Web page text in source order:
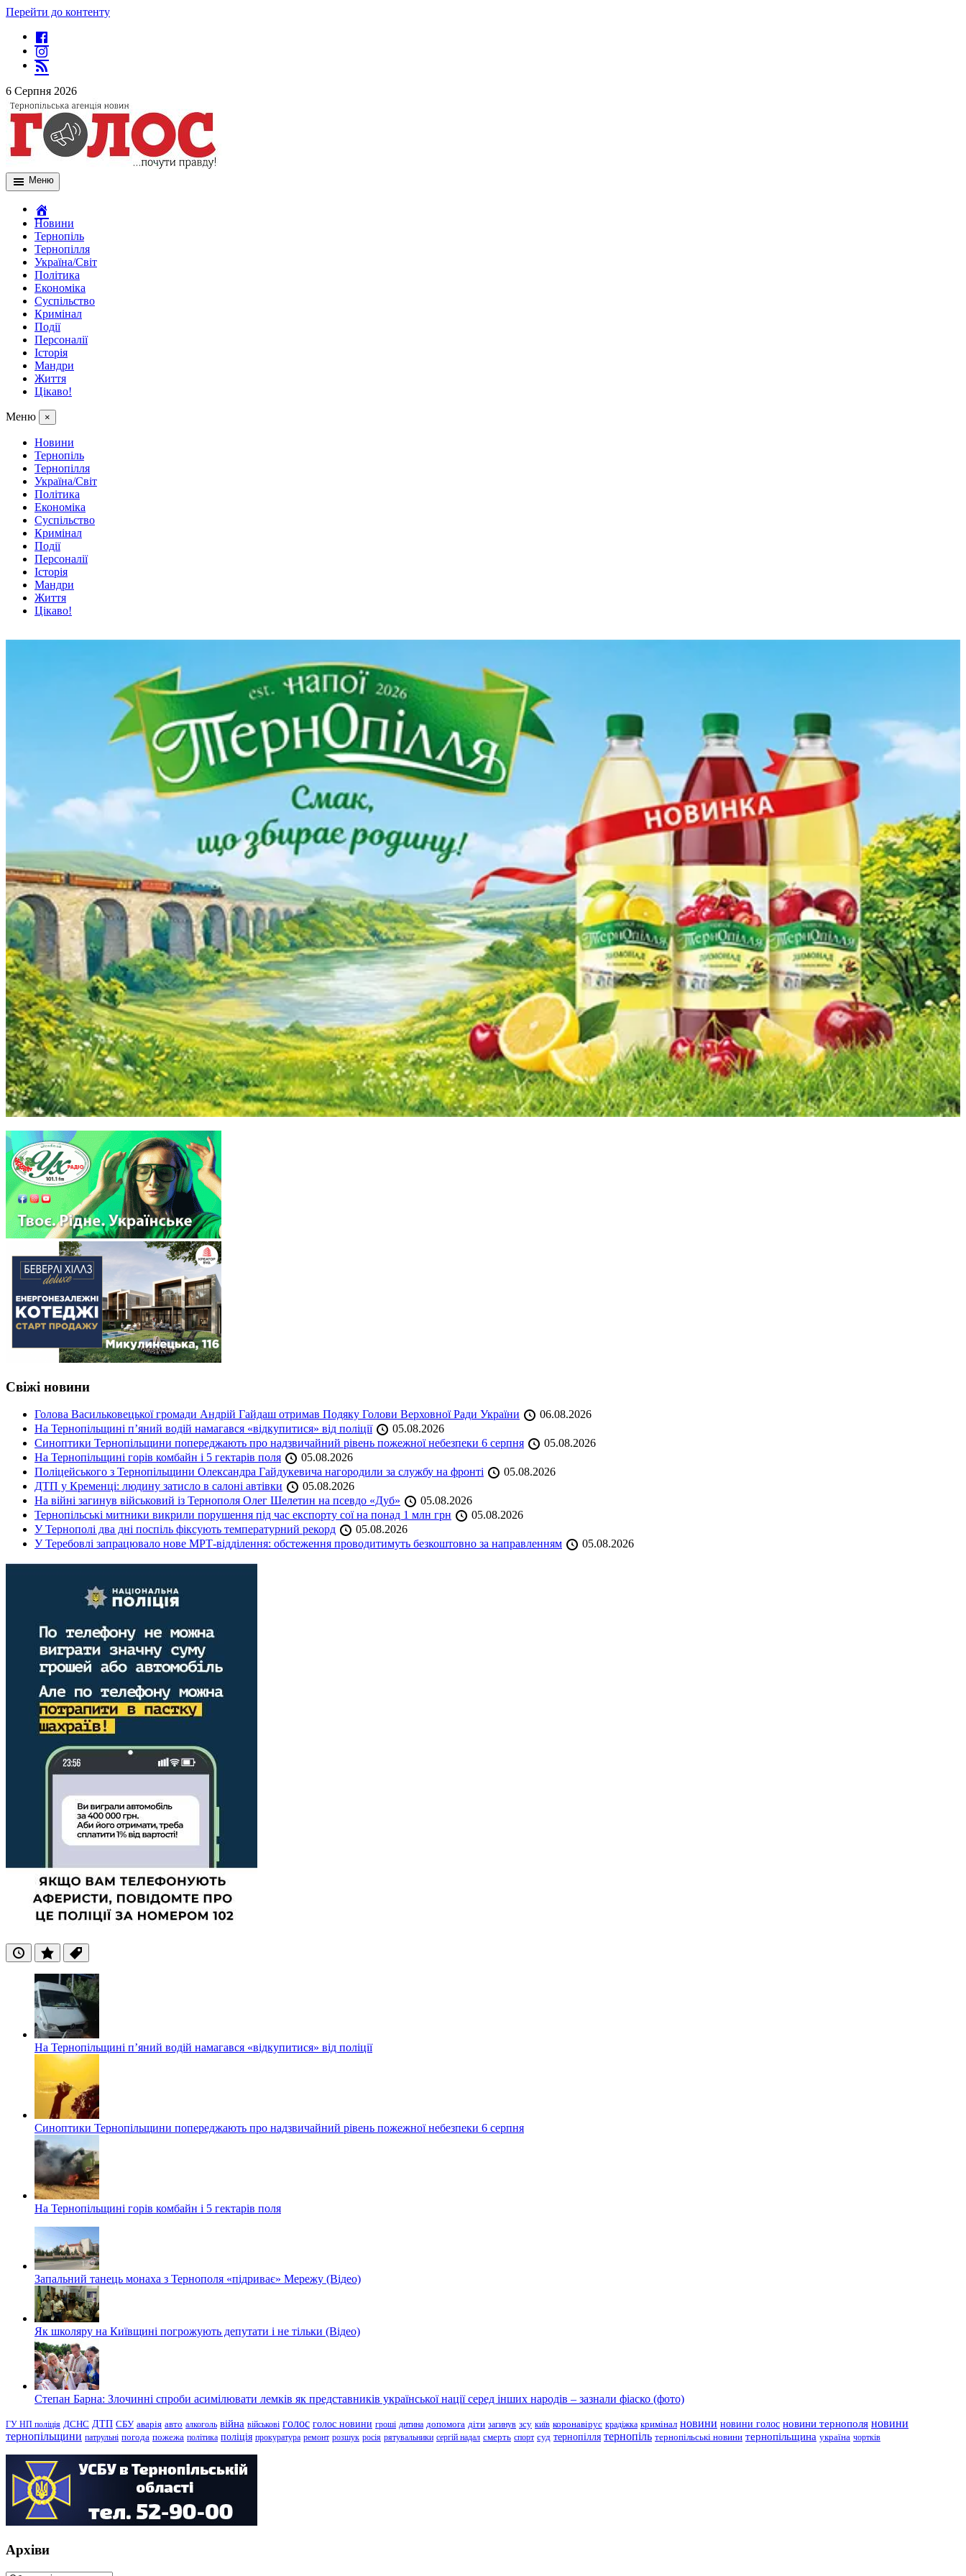
Перейти до контенту
6 Серпня 2026
Меню
Новини
Тернопіль
Тернопілля
Україна/Світ
Політика
Економіка
Суспільство
Кримінал
Події
Персоналії
Історія
Мандри
Життя
Цікаво!
Меню ×
Новини
Тернопіль
Тернопілля
Україна/Світ
Політика
Економіка
Суспільство
Кримінал
Події
Персоналії
Історія
Мандри
Життя
Цікаво!
Свіжі новини
Голова Васильковецької громади Андрій Гайдаш отримав Подяку Голови Верховної Ради України
06.08.2026
На Тернопільщині п’яний водій намагався «відкупитися» від поліції
05.08.2026
Синоптики Тернопільщини попереджають про надзвичайний рівень пожежної небезпеки 6 серпня
05.08.2026
На Тернопільщині горів комбайн і 5 гектарів поля
05.08.2026
Поліцейського з Тернопільщини Олександра Гайдукевича нагородили за службу на фронті
05.08.2026
ДТП у Кременці: людину затисло в салоні автівки
05.08.2026
На війні загинув військовий із Тернополя Олег Шелетин на псевдо «Дуб»
05.08.2026
Тернопільські митники викрили порушення під час експорту сої на понад 1 млн грн
05.08.2026
У Тернополі два дні поспіль фіксують температурний рекорд
05.08.2026
У Теребовлі запрацювало нове МРТ-відділення: обстеження проводитимуть безкоштовно за направленням
05.08.2026
ОстанніПопулярні
Теги
На Тернопільщині п’яний водій намагався «відкупитися» від поліції
Синоптики Тернопільщини попереджають про надзвичайний рівень пожежної небезпеки 6 серпня
На Тернопільщині горів комбайн і 5 гектарів поля
Запальний танець монаха з Тернополя «підриває» Мережу (Відео)
Як школяру на Київщині погрожують депутати і не тільки (Відео)
Степан Барна: Злочинні спроби асимілювати лемків як представників української нації серед інших народів – зазнали фіаско (фото)
ГУ НП поліція ДСНС ДТП СБУ аварія авто алкоголь війна військові голос голос новини гроші дитина допомога діти загинув зсу київ коронавірус крадіжка кримінал новини новини голос новини тернополя новини
тернопільщини патрульні погода пожежа політика поліція прокуратура ремонт розшук росія рятувальники сергій надал смерть спорт суд тернопілля тернопіль тернопільські новини тернопільщина україна чортків
Архіви